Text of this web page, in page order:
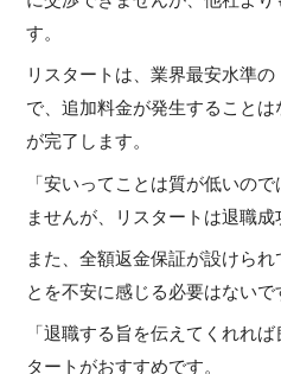
す。
リスタートは、業界最安水準
で、追加料金が発生すること
が完了します。
「安いってことは質が低いの
ませんが、リスタートは退職成
また、全額返金保証が設けら
とを不安に感じる必要はないで
「退職する旨を伝えてくれれ
タートがおすすめです。